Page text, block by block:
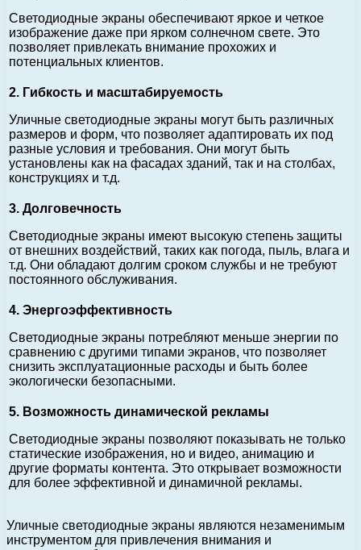
Светодиодные экраны обеспечивают яркое и четкое
изображение даже при ярком солнечном свете. Это
позволяет привлекать внимание прохожих и
потенциальных клиентов.
2. Гибкость и масштабируемость
Уличные светодиодные экраны могут быть различных
размеров и форм, что позволяет адаптировать их под
разные условия и требования. Они могут быть
установлены как на фасадах зданий, так и на столбах,
конструкциях и т.д.
3. Долговечность
Светодиодные экраны имеют высокую степень защиты
от внешних воздействий, таких как погода, пыль, влага и
т.д. Они обладают долгим сроком службы и не требуют
постоянного обслуживания.
4. Энергоэффективность
Светодиодные экраны потребляют меньше энергии по
сравнению с другими типами экранов, что позволяет
снизить эксплуатационные расходы и быть более
экологически безопасными.
5. Возможность динамической рекламы
Светодиодные экраны позволяют показывать не только
статические изображения, но и видео, анимацию и
другие форматы контента. Это открывает возможности
для более эффективной и динамичной рекламы.
Уличные светодиодные экраны являются незаменимым
инструментом для привлечения внимания и